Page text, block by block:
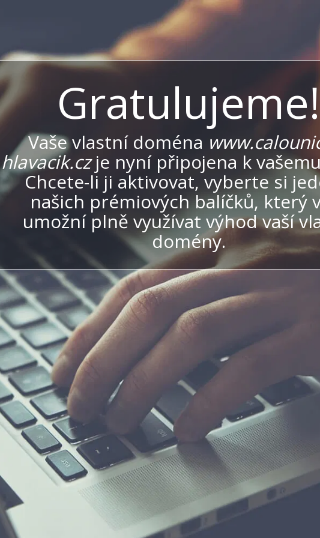
Gratulujeme!
Vaše vlastní doména
hlavacik.czje nyní připojena k
Chcete-li ji aktivovat, vyberte si
našich prémiových balíčků, který
umožní plně využívat výhod vaší
domény.